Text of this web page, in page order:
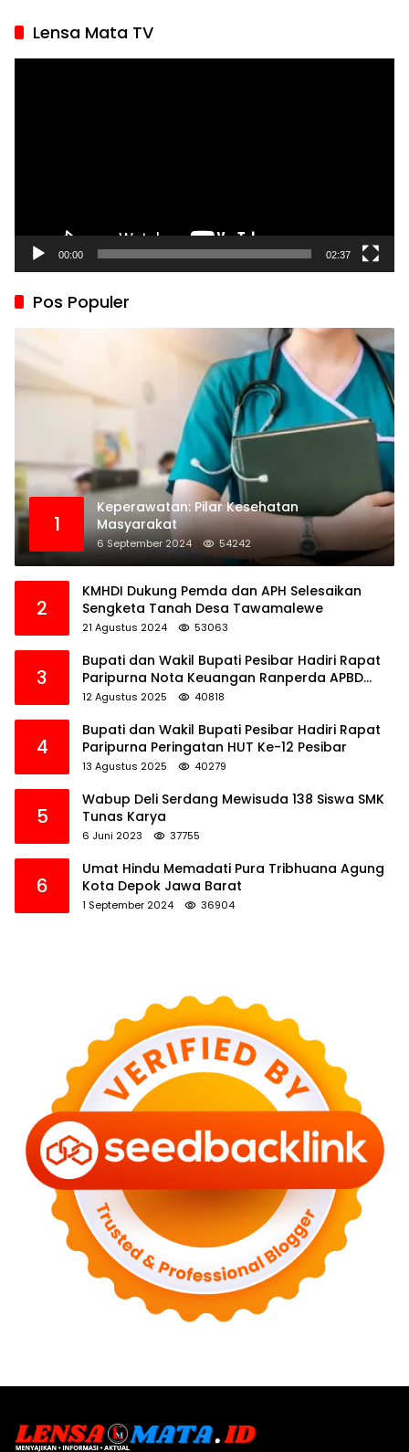
Lensa Mata TV
00:00 02:37
Pos Populer
1
Keperawatan: Pilar Kesehatan
Masyarakat
6 September 2024 54242
2
KMHDI Dukung Pemda dan APH Selesaikan
Sengketa Tanah Desa Tawamalewe
21 Agustus 2024 53063
3
Bupati dan Wakil Bupati Pesibar Hadiri Rapat
Paripurna Nota Keuangan Ranperda APBD
Perubahan TA 2025
12 Agustus 2025 40818
4
Bupati dan Wakil Bupati Pesibar Hadiri Rapat
Paripurna Peringatan HUT Ke-12 Pesibar
13 Agustus 2025 40279
5
Wabup Deli Serdang Mewisuda 138 Siswa SMK
Tunas Karya
6 Juni 2023 37755
6
Umat Hindu Memadati Pura Tribhuana Agung
Kota Depok Jawa Barat
1 September 2024 36904